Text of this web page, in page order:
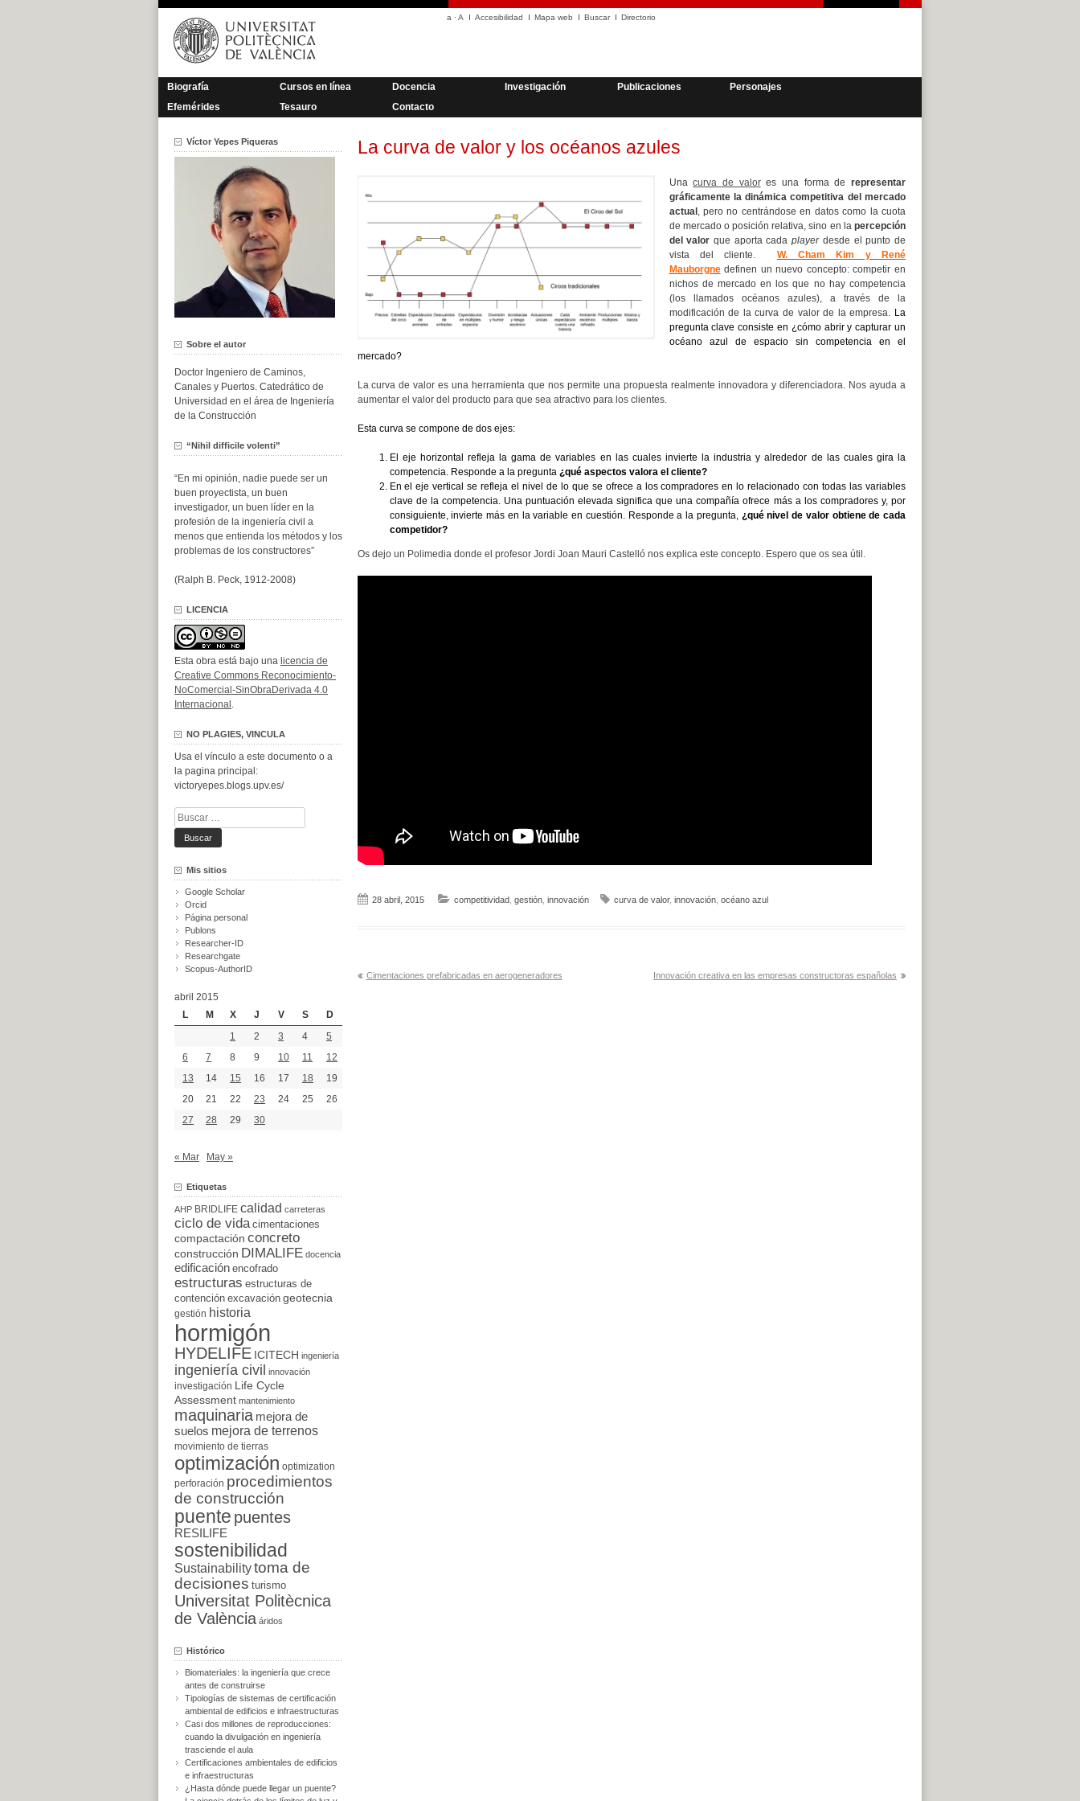
Saltar
contenido
a ·A Accesibilidad Mapa web Buscar Directorio
Biografía Cursos en línea Docencia Investigación Publicaciones
Personajes
Efemérides
Tesauro Contacto
La curva de valor y los océanos azules
Unacurva de valores una forma de representar
gráficamente la dinámica competitiva del mercado
actual , pero no centrándose en datos como la cuota
de mercado o posición relativa, sino en la percepción
del valor que aporta cadaplayerdesde el punto de
vista del cliente. W. Cham Kim y René
Mauborgnedefinen un nuevo concepto: competir en
nichos de mercado en los que no hay competencia
(los llamados océanos azules), a través de la
modificación de la curva de valor de la empresa. La
pregunta clave consiste en ¿cómo abrir y capturar un
océano azul de espacio sin competencia en el
mercado?
La curva de valor es una herramienta que nos permite una propuesta realmente innovadora y diferenciadora. Nos ayuda a
aumentar el valor del producto para que sea atractivo para los clientes.
Esta curva se compone de dos ejes:
El eje horizontal refleja la gama de variables en las cuales invierte la industria y alrededor de las cuales gira la
competencia. Responde a la pregunta ¿qué aspectos valora el cliente?
En el eje vertical se refleja el nivel de lo que se ofrece a los compradores en lo relacionado con todas las variables
clave de la competencia. Una puntuación elevada significa que una compañía ofrece más a los compradores y, por
consiguiente, invierte más en la variable en cuestión. Responde a la pregunta, ¿qué nivel de valor obtiene de cada
competidor?
Os dejo un Polimedia donde el profesor Jordi Joan Mauri Castelló nos explica este concepto. Espero que os sea útil.
28 abril, 2015 competitividad gestión, innovación curva de valor, innovación, océano azul
Navegación
Cimentaciones prefabricadas en aerogeneradores Innovación creativa en las empresas constructoras españolas
Víctor Yepes Piqueras
Sobre el autor
Doctor Ingeniero de Caminos,
Canales y Puertos. Catedrático de
Universidad en el área de Ingeniería
de la Construcción
“Nihil difficile volenti”
“En mi opinión, nadie puede ser un
buen proyectista, un buen
investigador, un buen líder en la
profesión de la ingeniería civil a
menos que entienda los métodos y los
problemas de los constructores”
(Ralph B. Peck, 1912-2008)
LICENCIA
Esta obra está bajo una licencia de
Creative Commons Reconocimiento-
NoComercial-SinObraDerivada 4.0
Internacional .
NO PLAGIES, VINCULA
Usa el vínculo a este documento o a
la pagina principal:
victoryepes.blogs.upv.es/
Buscar:
Mis sitios
Google Scholar
Orcid
Página personal
Publons
Researcher-ID
Researchgate
Scopus-AuthorID
abril 2015
L
M X J V S
D
1
2 3 4
5
6
7 8 9 10 11
12
13
14 15 16 17 18
19
20
21 22 23 24 25
26
27
28 29 30
« Mar May »
Etiquetas
AHP BRIDLIFE calidad carreteras
ciclo de vida cimentaciones
compactación concreto
construcción DIMALIFE docencia
edificación encofrado
estructuras estructuras de
contención excavación geotecnia
gestión historia
hormigón
HYDELIFE ICITECH ingeniería
ingeniería civil innovación
investigación
Life Cycle
Assessment mantenimiento
maquinaria mejora de
suelos mejora de terrenos
movimiento de tierras
optimización optimization
perforación procedimientos
de construcción
puente puentes
RESILIFE
sostenibilidad
Sustainabilitytoma de
decisiones turismo
Universitat Politècnica
de València áridos
Histórico
Biomateriales: la ingeniería que crece
antes de construirse
Tipologías de sistemas de certificación
ambiental de edificios e infraestructuras
Casi dos millones de reproducciones:
cuando la divulgación en ingeniería
trasciende el aula
Certificaciones ambientales de edificios
e infraestructuras
¿Hasta dónde puede llegar un puente?